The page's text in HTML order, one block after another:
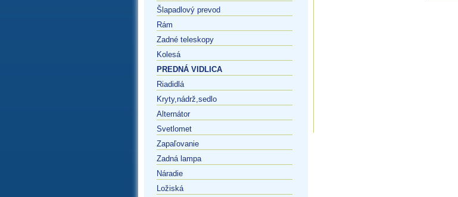
Šlapadlový prevod
Rám
Zadné teleskopy
Kolesá
PREDNÁ VIDLICA
Riadidlá
Kryty,nádrž,sedlo
Alternátor
Svetlomet
Zapaľovanie
Zadná lampa
Náradie
Ložiská